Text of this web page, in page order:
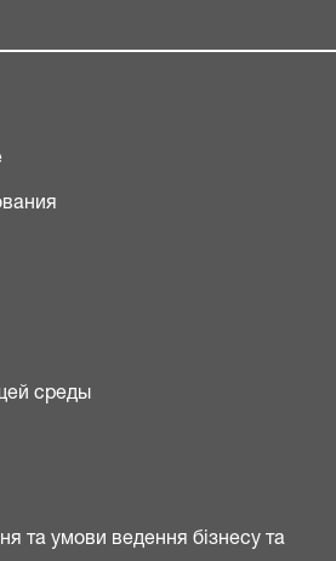
среды
та умови ведення бізнесу та